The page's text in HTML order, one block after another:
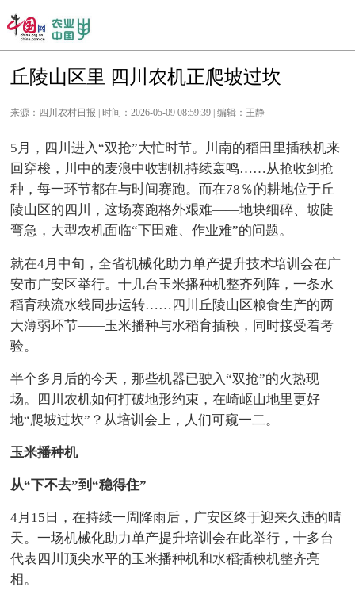
丘陵山区里 四川农机正爬坡过坎
来源：四川农村日报 | 时间：2026-05-09 08:59:39 | 编辑：王静
5月，四川进入“双抢”大忙时节。川南的稻田里插秧机来
回穿梭，川中的麦浪中收割机持续轰鸣……从抢收到抢
种，每一环节都在与时间赛跑。而在78％的耕地位于丘
陵山区的四川，这场赛跑格外艰难——地块细碎、坡陡
弯急，大型农机面临“下田难、作业难”的问题。
就在4月中旬，全省机械化助力单产提升技术培训会在广
安市广安区举行。十几台玉米播种机整齐列阵，一条水
稻育秧流水线同步运转……四川丘陵山区粮食生产的两
大薄弱环节——玉米播种与水稻育插秧，同时接受着考
验。
半个多月后的今天，那些机器已驶入“双抢”的火热现
场。四川农机如何打破地形约束，在崎岖山地里更好
地“爬坡过坎”？从培训会上，人们可窥一二。
玉米播种机
从“下不去”到“稳得住”
4月15日，在持续一周降雨后，广安区终于迎来久违的晴
天。一场机械化助力单产提升培训会在此举行，十多台
代表四川顶尖水平的玉米播种机和水稻插秧机整齐亮
相。